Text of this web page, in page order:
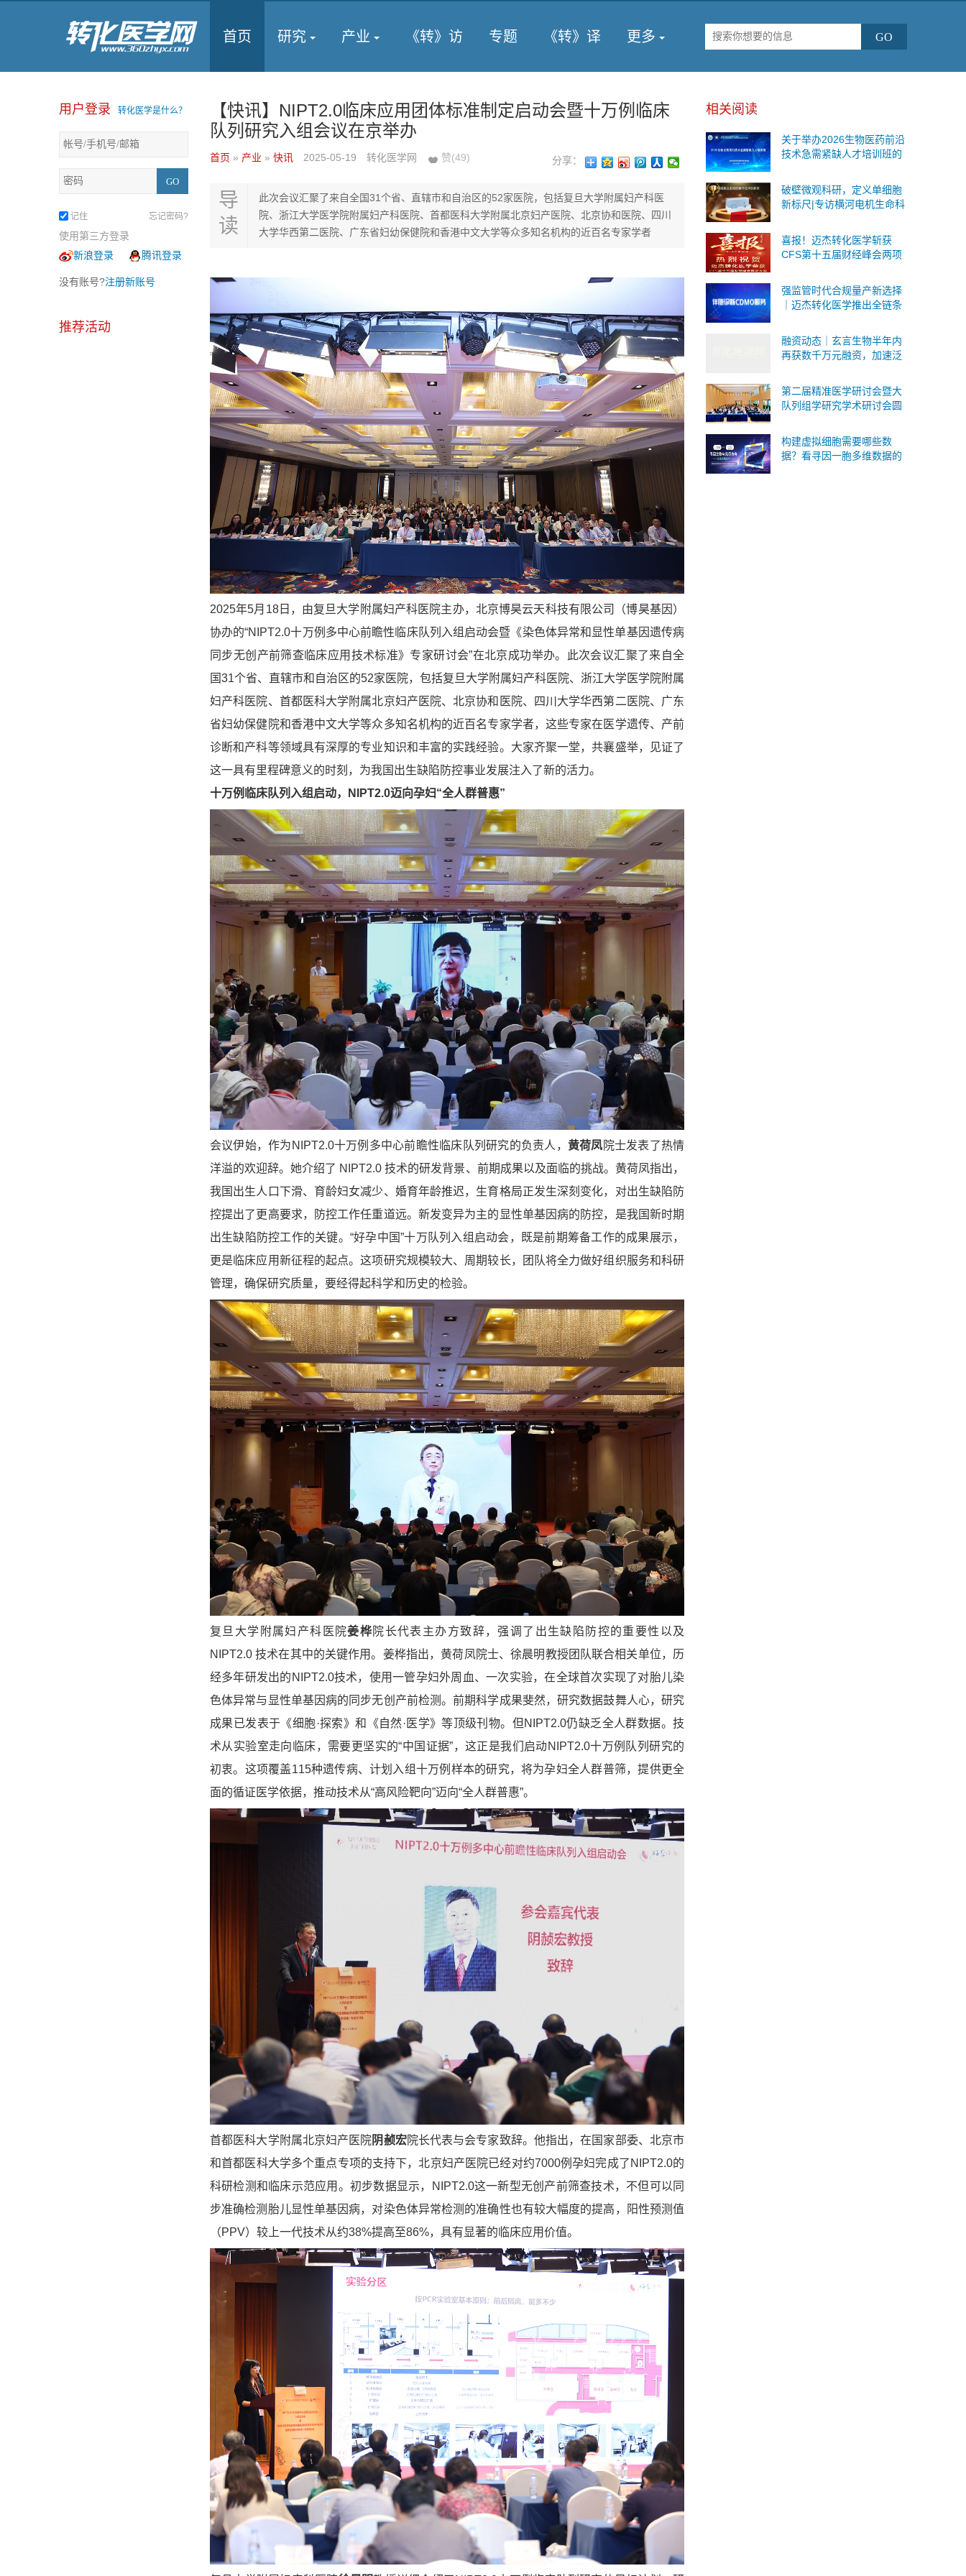
首页 研究 产业 《转》访 专题 《转》译 更多
用户登录 转化医学是什么？
记住 忘记密码?
使用第三方登录
新浪登录
腾讯登录
没有账号?注册新账号
推荐活动
【快讯】NIPT2.0临床应用团体标准制定启动会暨十万例临床
队列研究入组会议在京举办
首页 » 产业 » 快讯 2025-05-19 转化医学网 赞(49) 分享：
导
读
此次会议汇聚了来自全国31个省、直辖市和自治区的52家医院，包括复旦大学附属妇产科医
院、浙江大学医学院附属妇产科医院、首都医科大学附属北京妇产医院、北京协和医院、四川
大学华西第二医院、广东省妇幼保健院和香港中文大学等众多知名机构的近百名专家学者
2025年5月18日，由复旦大学附属妇产科医院主办，北京博昊云天科技有限公司（博昊基因）
协办的“NIPT2.0十万例多中心前瞻性临床队列入组启动会暨《染色体异常和显性单基因遗传病
同步无创产前筛查临床应用技术标准》专家研讨会”在北京成功举办。此次会议汇聚了来自全
国31个省、直辖市和自治区的52家医院，包括复旦大学附属妇产科医院、浙江大学医学院附属
妇产科医院、首都医科大学附属北京妇产医院、北京协和医院、四川大学华西第二医院、广东
省妇幼保健院和香港中文大学等众多知名机构的近百名专家学者，这些专家在医学遗传、产前
诊断和产科等领域具有深厚的专业知识和丰富的实践经验。大家齐聚一堂，共襄盛举，见证了
这一具有里程碑意义的时刻，为我国出生缺陷防控事业发展注入了新的活力。
十万例临床队列入组启动，NIPT2.0迈向孕妇“全人群普惠”
会议伊始，作为NIPT2.0十万例多中心前瞻性临床队列研究的负责人， 黄荷凤 院士发表了热情
洋溢的欢迎辞。她介绍了 NIPT2.0 技术的研发背景、前期成果以及面临的挑战。黄荷凤指出，
我国出生人口下滑、育龄妇女减少、婚育年龄推迟，生育格局正发生深刻变化，对出生缺陷防
控提出了更高要求，防控工作任重道远。新发变异为主的显性单基因病的防控，是我国新时期
出生缺陷防控工作的关键。“好孕中国”十万队列入组启动会，既是前期筹备工作的成果展示，
更是临床应用新征程的起点。这项研究规模较大、周期较长，团队将全力做好组织服务和科研
管理，确保研究质量，要经得起科学和历史的检验。
复旦大学附属妇产科医院姜桦 院长代表主办方致辞，强调了出生缺陷防控的重要性以及
NIPT2.0 技术在其中的关键作用。姜桦指出，黄荷凤院士、徐晨明教授团队联合相关单位，历
经多年研发出的NIPT2.0技术，使用一管孕妇外周血、一次实验，在全球首次实现了对胎儿染
色体异常与显性单基因病的同步无创产前检测。前期科学成果斐然，研究数据鼓舞人心，研究
成果已发表于《细胞·探索》和《自然·医学》等顶级刊物。但NIPT2.0仍缺乏全人群数据。技
术从实验室走向临床，需要更坚实的“中国证据”，这正是我们启动NIPT2.0十万例队列研究的
初衷。这项覆盖115种遗传病、计划入组十万例样本的研究，将为孕妇全人群普筛，提供更全
面的循证医学依据，推动技术从“高风险靶向”迈向“全人群普惠”。
首都医科大学附属北京妇产医院阴赪宏院长代表与会专家致辞。他指出，在国家部委、北京市
和首都医科大学多个重点专项的支持下，北京妇产医院已经对约7000例孕妇完成了NIPT2.0的
科研检测和临床示范应用。初步数据显示，NIPT2.0这一新型无创产前筛查技术，不但可以同
步准确检测胎儿显性单基因病，对染色体异常检测的准确性也有较大幅度的提高，阳性预测值
（PPV）较上一代技术从约38%提高至86%，具有显著的临床应用价值。
相关阅读
关于举办2026生物医药前沿
技术急需紧缺人才培训班的
破壁微观科研，定义单细胞
新标尺|专访横河电机生命科
部商务运营总监王海鉴
喜报！迈杰转化医学斩获
CFS第十五届财经峰会两项
强监管时代合规量产新选择
｜迈杰转化医学推出全链条
式承接Ⅰ/Ⅱ/Ⅲ 类IVD委托研
发与生产
融资动态｜玄言生物半年内
再获数千万元融资，加速泛
床转化
第二届精准医学研讨会暨大
队列组学研究学术研讨会圆
质组重磅国内首发！
构建虚拟细胞需要哪些数
据？看寻因一胞多维数据的